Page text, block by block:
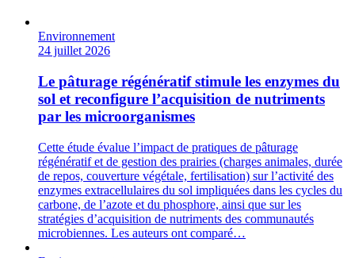
Environnement
24 juillet 2026
Le pâturage régénératif stimule les enzymes du
sol et reconfigure l’acquisition de nutriments
par les microorganismes
Cette étude évalue l’impact de pratiques de pâturage
régénératif et de gestion des prairies (charges animales, durée
de repos, couverture végétale, fertilisation) sur l’activité des
enzymes extracellulaires du sol impliquées dans les cycles du
carbone, de l’azote et du phosphore, ainsi que sur les
stratégies d’acquisition de nutriments des communautés
microbiennes. Les auteurs ont comparé…